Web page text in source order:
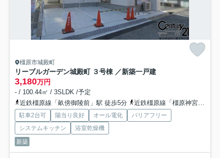
橿原市城殿町
リーブルガーデン城殿町 ３号棟 ／新築一戸建
3,180万円
- / 100.44㎡ / 3SLDK /予定
近鉄橿原線「畝傍御陵前」駅 徒歩5分
近鉄橿原線「橿原神宮前」駅 徒歩18分
駐車2台可 陽当り良好 オール電化
バリアフリー
システムキッチン
浴室乾燥機
新築